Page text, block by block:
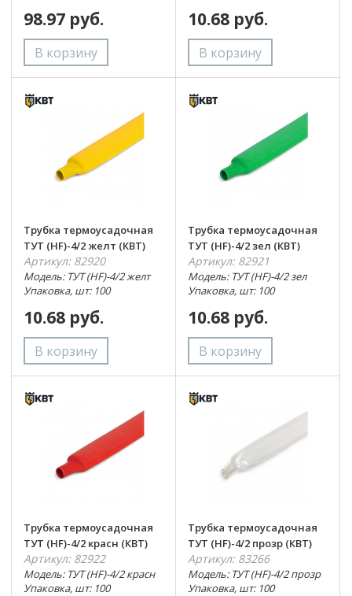
98.97 руб. 10.68 руб.
Трубка термоусадочная
ТУТ (HF)-4/2 желт (КВТ)
Артикул: 82920
Модель: ТУТ (HF)-4/2 желт
Упаковка, шт: 100
10.68 руб.
Трубка термоусадочная
ТУТ (HF)-4/2 зел (КВТ)
Артикул: 82921
Модель: ТУТ (HF)-4/2 зел
Упаковка, шт: 100
10.68 руб.
Трубка термоусадочная
ТУТ (HF)-4/2 красн (КВТ)
Артикул: 82922
Модель: ТУТ (HF)-4/2 красн
Упаковка, шт: 100
Трубка термоусадочная
ТУТ (HF)-4/2 прозр (КВТ)
Артикул: 83266
Модель: ТУТ (HF)-4/2 прозр
Упаковка, шт: 100